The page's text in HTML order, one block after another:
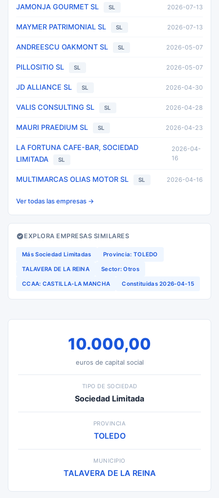
JAMONJA GOURMET SL SL 2026-07-13
MAYMER PATRIMONIAL SL SL 2026-07-13
ANDREESCU OAKMONT SL SL 2026-05-07
PILLOSITIO SL SL 2026-05-07
JD ALLIANCE SL SL 2026-04-30
VALIS CONSULTING SL SL 2026-04-28
MAURI PRAEDIUM SL SL 2026-04-23
LA FORTUNA CAFE-BAR, SOCIEDAD
LIMITADA
SL
2026-04-
16
MULTIMARCAS OLIAS MOTOR SL SL 2026-04-16
Ver todas las empresas →
EXPLORA EMPRESAS SIMILARES
Más Sociedad Limitadas Provincia: TOLEDO
TALAVERA DE LA REINA Sector: Otros
CCAA: CASTILLA-LA MANCHA Constituidas 2026-04-15
10.000,00
euros de capital social
TIPO DE SOCIEDAD
Sociedad Limitada
PROVINCIA
TOLEDO
MUNICIPIO
TALAVERA DE LA REINA